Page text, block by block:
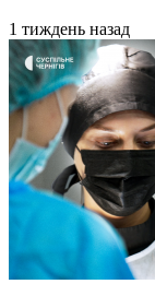
1 тиждень назад